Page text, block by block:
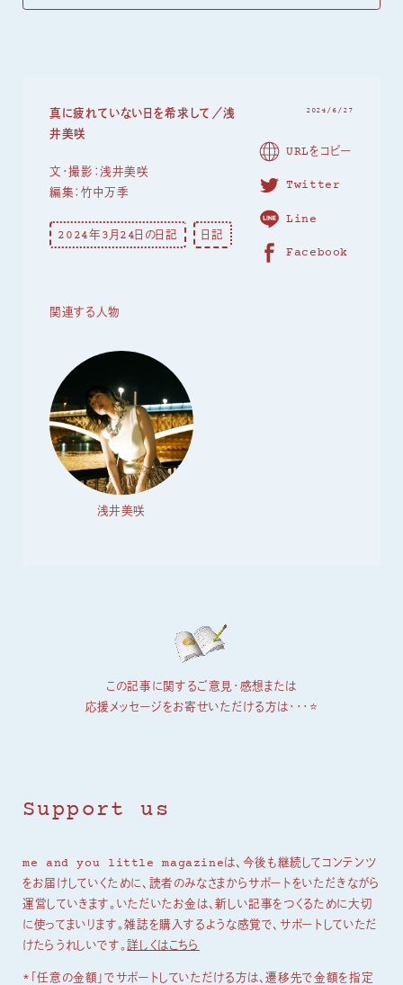
真に疲れていない日を希求して／浅
井美咲
文・撮影：浅井美咲
編集：竹中万季
2024年3月24日の日記 日記
2024/6/27
URLをコピー
Twitter
Line
Facebook
関連する人物
浅井美咲
この記事に関するご意見・感想または
応援メッセージをお寄せいただける方は・・・⭐
Support us
me and you little magazineは、今後も継続してコンテンツ
をお届けしていくために、読者のみなさまからサポートをいただきながら
運営していきます。いただいたお金は、新しい記事をつくるために大切
に使ってまいります。雑誌を購入するような感覚で、サポートしていただ
けたらうれしいです。詳しくはこちら
*「任意の金額」でサポートしていただける方は、遷移先で金額を指定